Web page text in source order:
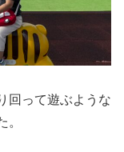
回って遊ぶような
。